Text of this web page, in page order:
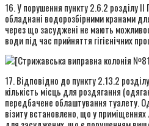
16. У порушення пункту 2.6.2 розділу
обладнані водорозбірними кранами
через що засуджені не мають
води під час прийняття гігієнічних
17. Відповідно до пункту 2.13.2
кількість місць для роздягання
передбачене облаштування туалету.
візиту встановлено, що у приміщеннях